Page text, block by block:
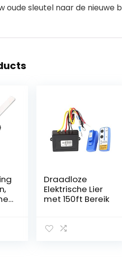
oude sleutel naar de nieuwe
Draadloze
Elektrische Lier
met 150ft Bereik